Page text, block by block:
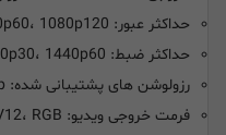
حداکثر عبور: 2160p30، 1440p60، 1080p120
حداکثر ضبط: 1080p120، 2160p30، 1440p60
رزولوشن های پشتیبانی شده: 2160p، 1440p، 1080p، 720p
فرمت خروجی ویدیو: YUY2، NV12، RGB